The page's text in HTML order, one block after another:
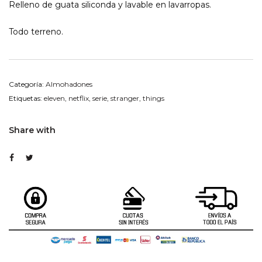
Relleno de guata siliconda y lavable en lavarropas.
Todo terreno.
Categoría: Almohadones
Etiquetas: eleven netflix serie stranger things
Share with